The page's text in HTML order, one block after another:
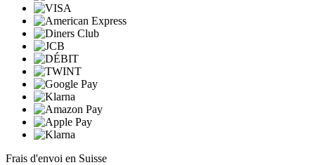
Frais d'envoi en Suisse